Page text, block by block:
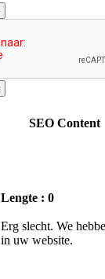
SEO Content
Lengte : 0
Erg slecht. We
in uw website.